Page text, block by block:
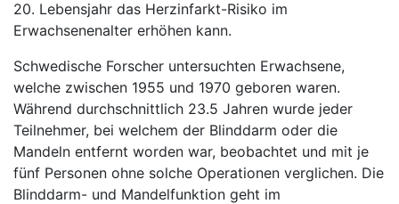
20. Lebensjahr das Herzinfarkt-Risiko im
Erwachsenenalter erhöhen kann.
Schwedische Forscher untersuchten Erwachsene,
welche zwischen 1955 und 1970 geboren waren.
Während durchschnittlich 23.5 Jahren wurde jeder
Teilnehmer, bei welchem der Blinddarm oder die
Mandeln entfernt worden war, beobachtet und mit je
fünf Personen ohne solche Operationen verglichen. Die
Blinddarm- und Mandelfunktion geht im